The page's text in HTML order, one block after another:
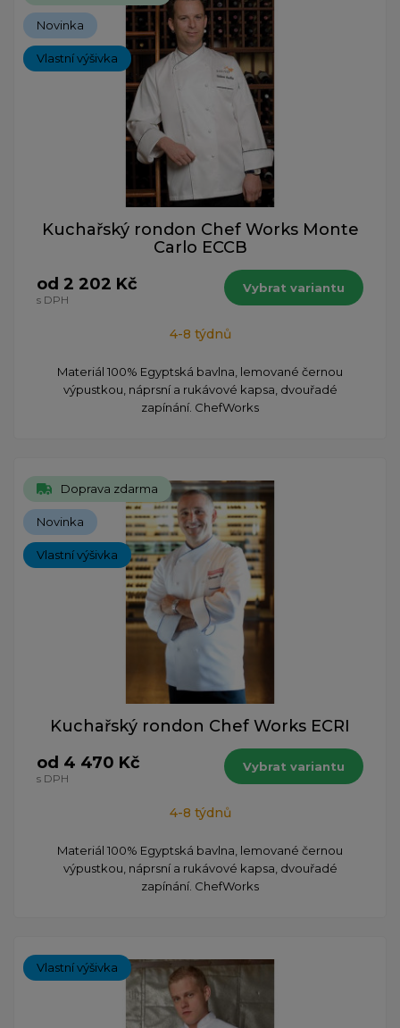
Novinka
Vlastní výšivka
Kuchařský rondon Chef Works Monte
Carlo ECCB
od 2 202 Kč
s DPH
Vybrat variantu
4-8 týdnů
Materiál 100% Egyptská bavlna, lemované černou
výpustkou, náprsní a rukávové kapsa, dvouřadé
zapínání. ChefWorks
Doprava zdarma
Novinka
Vlastní výšivka
Kuchařský rondon Chef Works ECRI
od 4 470 Kč
s DPH
Vybrat variantu
4-8 týdnů
Materiál 100% Egyptská bavlna, lemované černou
výpustkou, náprsní a rukávové kapsa, dvouřadé
zapínání. ChefWorks
Vlastní výšivka